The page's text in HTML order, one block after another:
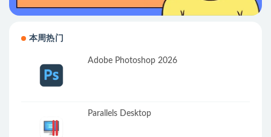
本周热门
Adobe Photoshop 2026
Parallels Desktop